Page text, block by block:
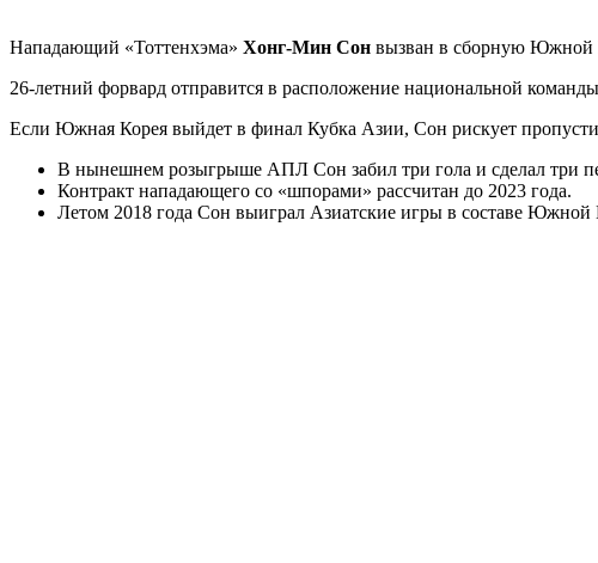
Нападающий «Тоттенхэма» Хонг-Мин Сон вызван в сборную Южной
26-летний форвард отправится в расположение национальной
Если Южная Корея выйдет в финал Кубка Азии, Сон рискует
В нынешнем розыгрыше АПЛ Сон забил три гола и сделал три
Контракт нападающего со «шпорами» рассчитан до 2023 года.
Летом 2018 года Сон выиграл Азиатские игры в составе